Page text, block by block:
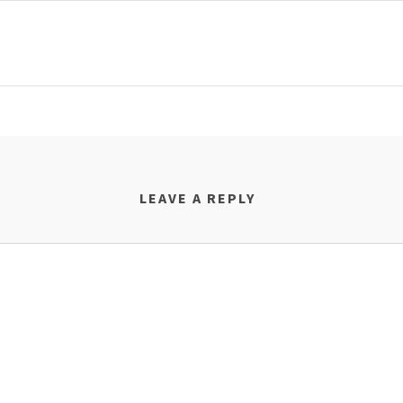
LEAVE A REPLY